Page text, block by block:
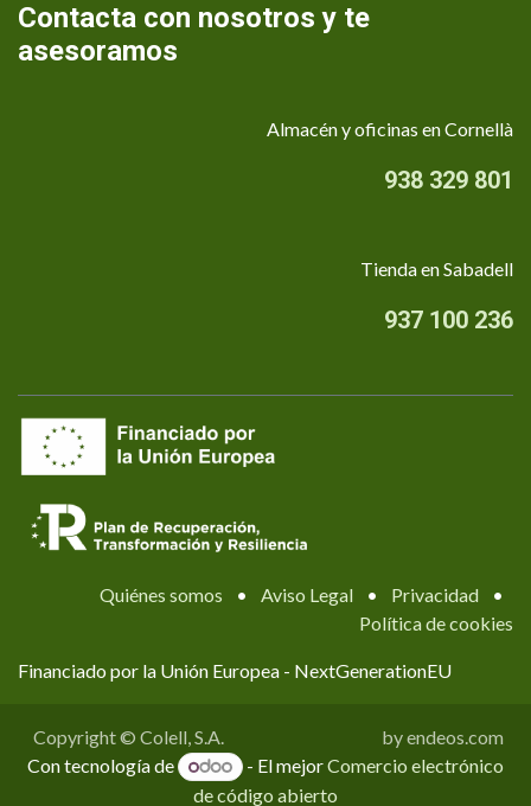
Contacta con nosotros y te
asesoramos
Almacén y oficinas en Cornellà
938 329 801
Tienda en Sabadell
937 100 236
Quiénes somos • Aviso Legal • Privacidad
•
Política de cookies
Financiado por la Unión Europea - NextGenerationEU
Copyright © Colell, S.A.
by endeos.com
Con tecnología de
- El mejorComercio electrónico
de código abierto